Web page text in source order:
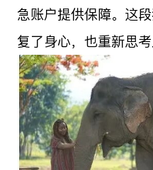
急账户提供保障。这
复了身心，也重新思考